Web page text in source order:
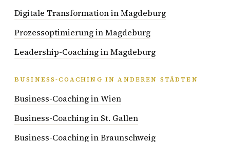
Digitale Transformation in Magdeburg
Prozessoptimierung in Magdeburg
Leadership-Coaching in Magdeburg
BUSINESS-COACHING IN ANDEREN STÄDTEN
Business-Coaching in Wien
Business-Coaching in St. Gallen
Business-Coaching in Braunschweig